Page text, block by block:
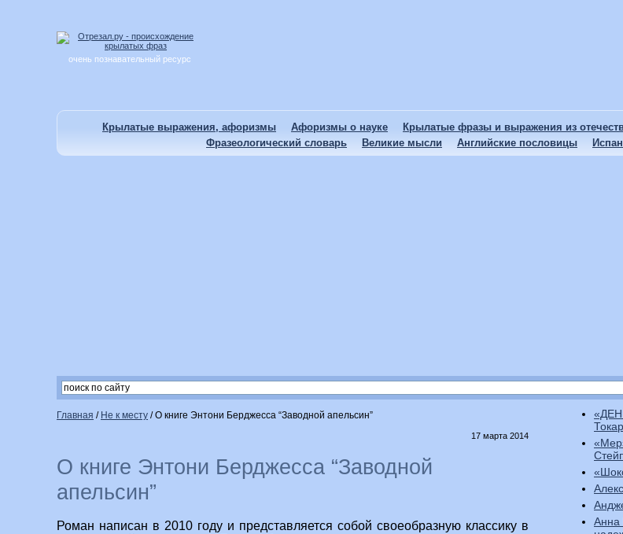
очень познавательный ресурс
Крылатые выражения, афоризмы Афоризмы о науке Крылатые фразы и выражения из
Фразеологический словарь
Великие мысли Английские пословицы
Главная / Не к месту /О книге Энтони Берджесса “Заводной апельсин”
17 марта 2014
О книге Энтони Берджесса “Заводной
апельсин”
Роман написан в 2010 году и представляется собой своеобразную классику в
Анна